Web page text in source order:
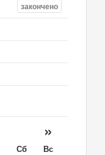
закончено
»
Сб
Вс